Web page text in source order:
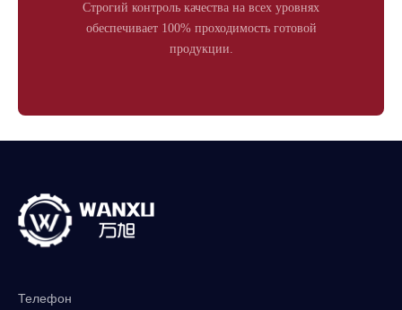
Строгий контроль качества на всех уровнях
обеспечивает 100% проходимость готовой
продукции.
Телефон